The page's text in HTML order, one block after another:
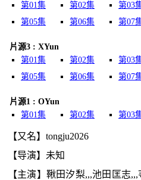
第01集
第02集 第03
第05集
第06集 第07
片源3 : XYun
第01集
第02集 第03
第05集
第06集 第07
片源1 : OYun
第01集
第02集 第03
【又名】tongju2026
【导演】未知
【主演】鞦田汐梨,,,池田匡志